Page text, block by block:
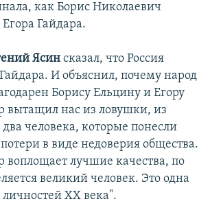
как Борис Николаевич
Гайдара.
Ясин сказал, что Россия
И объяснил, почему народ
Борису Ельцину и Егору
вытащил нас из ловушки, из
человека, которые понесли
в виде недоверия общества.
воплощает лучшие качества, по
великий человек. Это одна
XX века".